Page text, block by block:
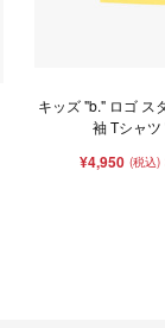
キッズ "b." ロゴ ス
袖 Tシャ
¥4,950 (税込)